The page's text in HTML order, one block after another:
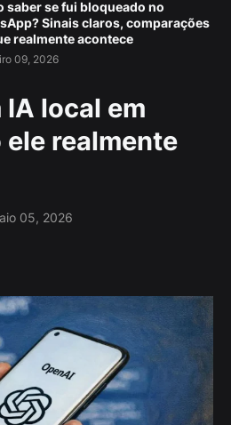
saber se fui bloqueado no
Sinais claros, comparações
realmente acontece
09, 2026
local em
realmente
05, 2026